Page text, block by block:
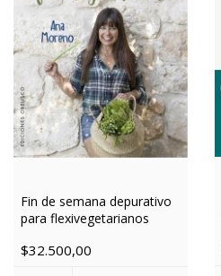
Fin de semana depurativo
para flexivegetarianos
$32.500,00